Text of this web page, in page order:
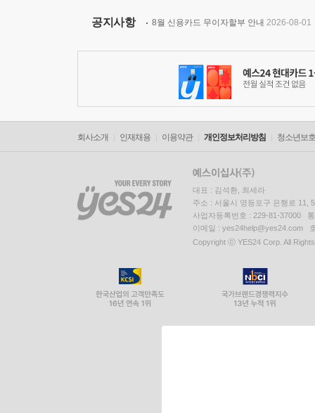
공지사항 8월 신용카드 무이자할부 안내 2026-08-01
회사소개 인재채용 이용약관 개인정보처리방침 청소년보
대표 : 김석환, 최세라
주소 : 서울시 영등포구 은행로 11,
사업자등록번호 : 229-81-37000
이메일 : yes24help@yes24.com
Copyright ⓒ YES24 Corp. All